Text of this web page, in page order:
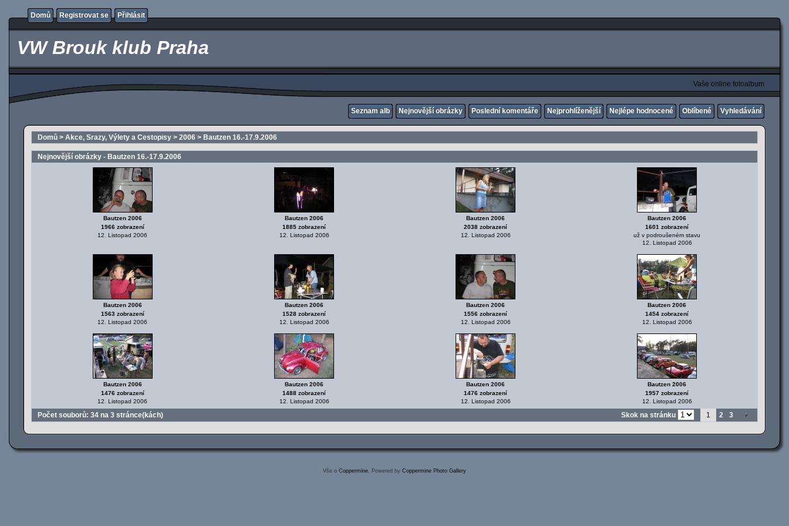
Domů Registrovat se Přihlásit
VW Brouk klub Praha
Vaše online fotoalbum
Seznam alb Nejnovější obrázky Poslední komentáře Nejprohlíženější Nejlépe hodnocené Oblíbené Vyhledávání
Domů > Akce, Srazy, Výlety a Cestopisy > 2006 > Bautzen 16.-17.9.2006
Nejnovější obrázky - Bautzen 16.-17.9.2006
Bautzen 2006
1966 zobrazení
12. Listopad 2006
Bautzen 2006
1885 zobrazení
12. Listopad 2006
Bautzen 2006
2038 zobrazení
12. Listopad 2006
Bautzen 2006
1601 zobrazení
už v podroušeném stavu
12. Listopad 2006
Bautzen 2006
1563 zobrazení
12. Listopad 2006
Bautzen 2006
1528 zobrazení
12. Listopad 2006
Bautzen 2006
1556 zobrazení
12. Listopad 2006
Bautzen 2006
1454 zobrazení
12. Listopad 2006
Bautzen 2006
1476 zobrazení
12. Listopad 2006
Bautzen 2006
1488 zobrazení
12. Listopad 2006
Bautzen 2006
1476 zobrazení
12. Listopad 2006
Bautzen 2006
1957 zobrazení
12. Listopad 2006
Počet souborů: 34 na 3 stránce(kách) Skok na stránku 1 2 3
Vše o Coppermine. Powered by Coppermine Photo Gallery